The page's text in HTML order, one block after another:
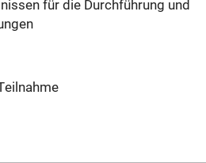
für die Durchführung und